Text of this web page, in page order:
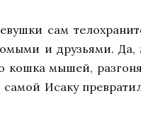
сам
и друзьями.
кошка мышей,
Исаку